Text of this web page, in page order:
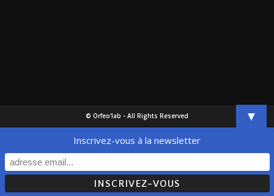
© Orfeo'lab - All Rights Reserved ▼
Inscrivez-vous à la newsletter